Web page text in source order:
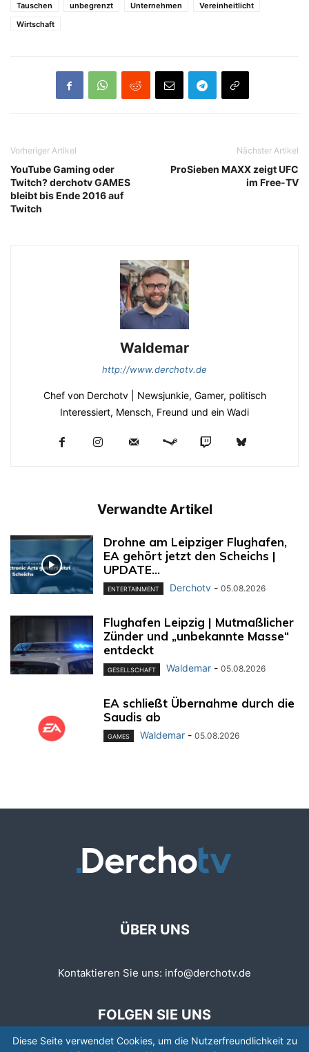
Tauschen
unbegrenzt Unternehmen
Vereinheitlicht
Wirtschaft
Vorheriger Artikel
YouTube Gaming oder
Twitch? derchotv GAMES
bleibt bis Ende 2016 auf
Twitch
Nächster Artikel
ProSieben MAXX zeigt UFC
im Free-TV
Waldemar
http://www.derchotv.de
Chef von Derchotv | Newsjunkie, Gamer, politisch
Interessiert, Mensch, Freund und ein Wadi
Verwandte Artikel
Drohne am Leipziger Flughafen,
EA gehört jetzt den Scheichs |
UPDATE...
ENTERTAINMENT Derchotv - 05.08.2026
Flughafen Leipzig | Mutmaßlicher
Zünder und „unbekannte Masse“
entdeckt
GESELLSCHAFT Waldemar - 05.08.2026
EA schließt Übernahme durch die
Saudis ab
GAMES Waldemar - 05.08.2026
ÜBER UNS
Kontaktieren Sie uns: info@derchotv.de
FOLGEN SIE UNS
Diese Seite verwendet Cookies, um die Nutzerfreundlichkeit zu